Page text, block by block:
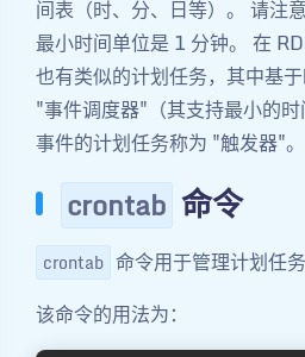
间表（时、分、日等）。 请注意
最小时间单位是 1 分钟。 在
也有类似的计划任务，其中基
"事件调度器"（其支持最小的
事件的计划任务称为 "触发器"。
crontab 命令
crontab 命令用于管理计划任务
该命令的用法为：